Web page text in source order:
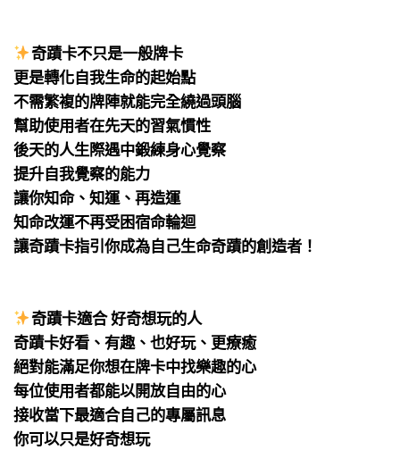
奇蹟卡不只是一般牌卡
更是轉化自我生命的起始點
不需繁複的牌陣就能完全繞過頭腦
幫助使用者在先天的習氣慣性
後天的人生際遇中鍛練身心覺察
提升自我覺察的能力
讓你知命、知運、再造運
知命改運不再受困宿命輪迴
讓奇蹟卡指引你成為自己生命奇蹟的創造者！
奇蹟卡適合 好奇想玩的人
奇蹟卡好看、有趣、也好玩、更療癒
絕對能滿足你想在牌卡中找樂趣的心
每位使用者都能以開放自由的心
接收當下最適合自己的專屬訊息
你可以只是好奇想玩